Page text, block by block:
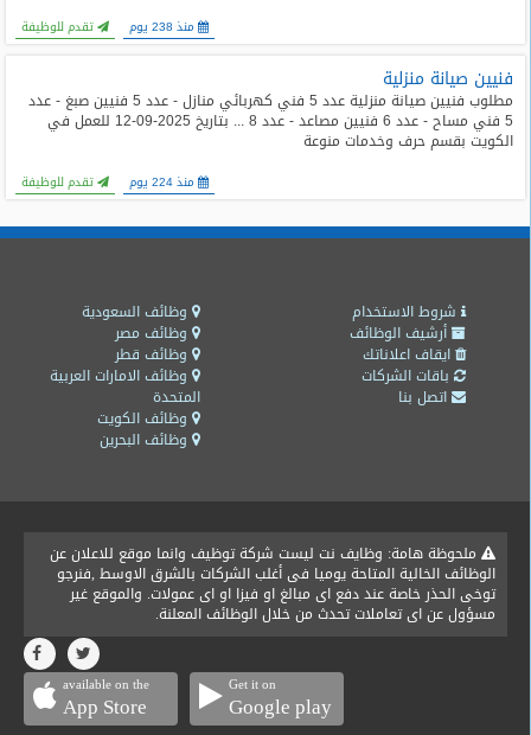
منذ 238 يوم تقدم للوظيفة
فنيين صيانة منزلية
مطلوب فنيين صيانة منزلية عدد 5 فني كهربائي منازل - عدد 5 فنيين صبغ - عدد
5 فني مساح - عدد 6 فنيين مصاعد - عدد 8 ... بتاريخ 2025-09-12 للعمل في
الكويت بقسم حرف وخدمات منوعة
منذ 224 يوم تقدم للوظيفة
وظائف السعودية
وظائف مصر
وظائف قطر
وظائف الامارات العربية
المتحدة
وظائف الكويت
وظائف البحرين
شروط الاستخدام
أرشيف الوظائف
ايقاف اعلاناتك
باقات الشركات
اتصل بنا
ملحوظة هامة: وظايف نت ليست شركة توظيف وانما موقع للاعلان عن
الوظائف الخالية المتاحة يوميا فى أغلب الشركات بالشرق الاوسط ,فنرجو
توخى الحذر خاصة عند دفع اى مبالغ او فيزا او اى عمولات. والموقع غير
مسؤول عن اى تعاملات تحدث من خلال الوظائف المعلنة.
available on the
App Store
Get it on
Google play